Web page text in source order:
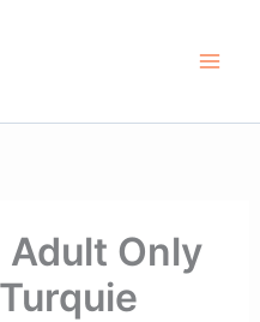
Adult Only